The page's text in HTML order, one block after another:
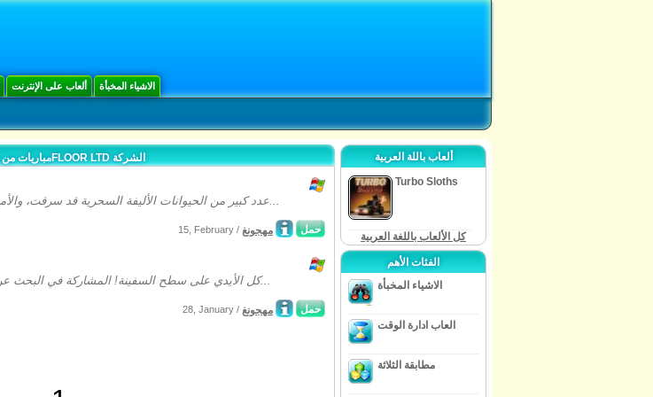
ألعاب على الإنترنت الاشياء المخبأة
مباريات من قبل 8FLOOR LTD الشركة
عدد كبير من الحيوانات الأليفة السحرية قد سرقت، والأمر متروك لكم لإنقاذ لهم من...
حمل 15, February / مهجونغ
كل الأيدي على سطح السفينة! المشاركة في البحث عن الكنز المدفون "لونغ جون...
حمل 28, January / مهجونغ
ألعاب باللة العربية
Turbo Sloths
كل الألعاب باللغة العربية
الفئات الأهم
الاشياء المخبأة
العاب ادارة الوقت
مطابقة الثلاثة